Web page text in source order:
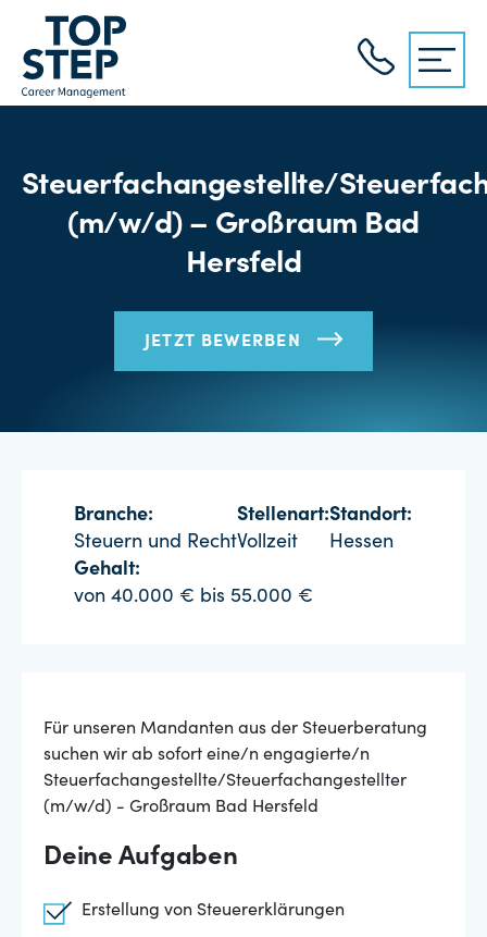
Steuerfachangestellte/
(m/w/d) – Großraum Bad
Hersfeld
JETZT BEWERBEN
Branche:
Steuern und Recht
Stellenart:
Vollzeit
Standort:
Hessen
Gehalt:
von 40.000 € bis 55.000 €
Für unseren Mandanten aus der Steuerberatung
suchen wir ab sofort eine/n engagierte/n
Steuerfachangestellte/Steuerfachangestellter
(m/w/d) - Großraum Bad Hersfeld
Deine Aufgaben
Erstellung von Steuererklärungen